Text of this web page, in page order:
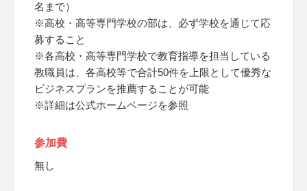
名まで）
※高校・高等専門学校の部は、必ず学校を通じて応
募すること
※各高校・高等専門学校で教育指導を担当している
教職員は、各高校等で合計50件を上限として優秀な
ビジネスプランを推薦することが可能
※詳細は公式ホームページを参照
参加費
無し